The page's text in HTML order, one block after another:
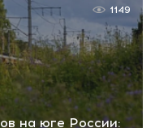
на юге России:
1149